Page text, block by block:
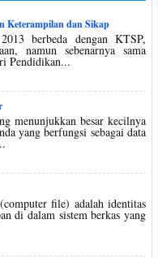
Keterampilan dan Sikap
berbeda dengan KTSP,
namun sebenarnya sama
Pendidikan...
menunjukkan besar kecilnya
yang berfungsi sebagai data
file) adalah identitas
di dalam sistem berkas yang